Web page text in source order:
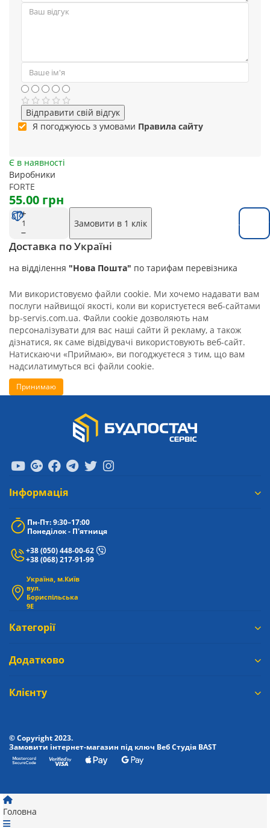
Відправити свій відгук
Я погоджуюсь з умовами Правила сайту
Є в наявності
Виробники
FORTE
55.00 грн
Замовити в 1 клік
Доставка по Україні
на відділення "Нова Пошта" по тарифам перевізника
Ми використовуємо файли cookie. Ми хочемо надавати вам
послуги найвищої якості, коли ви користуєтеся веб-сайтами
bp-servis.com.ua. Файли cookie дозволяють нам
персоналізувати для вас наші сайти й рекламу, а також
дізнатися, як саме відвідувачі використовують веб-сайт.
Натискаючи «Приймаю», ви погоджуєтеся з тим, що вам
надсилатимуться всі файли cookie.
Принимаю
Iнформація
Пн-Пт: 9:30–17:00
Понеділок - П'ятниця
+38 (050) 448-00-62
+38 (068) 217-91-99
Україна, м.Київ
вул.
Бориспільська
9Е
Категорії
Додатково
Клієнту
© Copyright 2023.
Замовити інтернет-магазин під ключ Веб Студія BAST
Головна